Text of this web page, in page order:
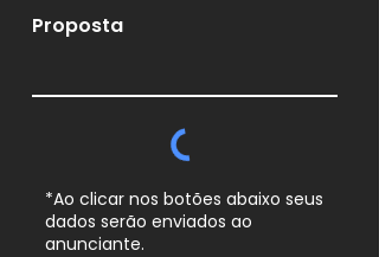
Proposta
*Ao clicar nos botões abaixo seus
dados serão enviados ao
anunciante.